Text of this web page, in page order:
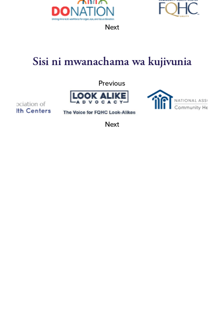
Next
Sisi ni mwanachama wa kujivunia
Previous
Next